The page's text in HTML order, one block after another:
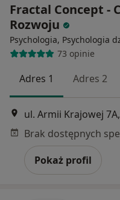
Fractal Concept -
Rozwoju
Psychologia, Psychologia
73 opinie
Adres 1 Adres 2
ul. Armii Krajowej
Pokaż profil